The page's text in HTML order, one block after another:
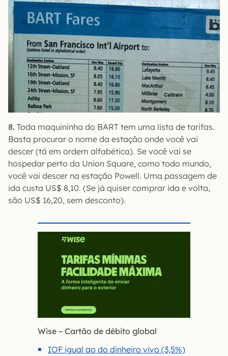
8. Toda maquininha do BART tem uma lista de tarifas.
Basta procurar o nome da estação onde você vai
descer (tá em ordem alfabética). Se você vai se
hospedar perto da Union Square, como todo mundo,
você vai descer na estação Powell. Uma passagem de
ida custa US$ 8,10. (Se já quiser comprar ida e volta,
são US$ 16,20, sem desconto).
Wise – Cartão de débito global
IOF igual ao do dinheiro vivo (3,5%)